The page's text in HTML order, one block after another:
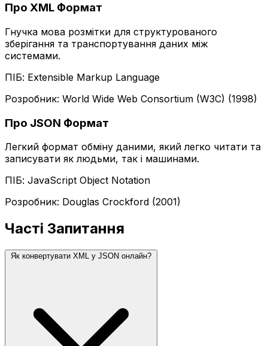
Про XML Формат
Гнучка мова розмітки для структурованого
зберігання та транспортування даних між
системами.
ПІБ: Extensible Markup Language
Розробник: World Wide Web Consortium (W3C) (1998)
Про JSON Формат
Легкий формат обміну даними, який легко читати та
записувати як людьми, так і машинами.
ПІБ: JavaScript Object Notation
Розробник: Douglas Crockford (2001)
Часті Запитання
Як конвертувати XML у JSON онлайн?